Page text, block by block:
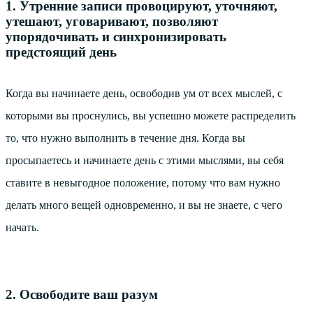
1. Утренние записи провоцируют, уточняют,
утешают, уговаривают, позволяют
упорядочивать и синхронизировать
предстоящий день
Когда вы начинаете день, освободив ум от всех мыслей, с
которыми вы проснулись, вы успешно можете распределить
то, что нужно выполнить в течение дня. Когда вы
просыпаетесь и начинаете день с этими мыслями, вы себя
ставите в невыгодное положение, потому что вам нужно
делать много вещей одновременно, и вы не знаете, с чего
начать.
2. Освободите ваш разум